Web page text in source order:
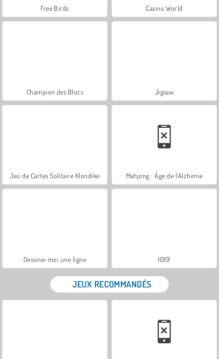
Free Birds Casino World
Champion des Blocs Jigsaw
Jeu de Cartes Solitaire Klondike Mahjong : Âge de l'Alchimie
Dessine-moi une ligne 1010!
JEUX RECOMMANDÉS